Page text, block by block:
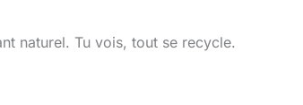
naturel. Tu vois, tout se recycle.